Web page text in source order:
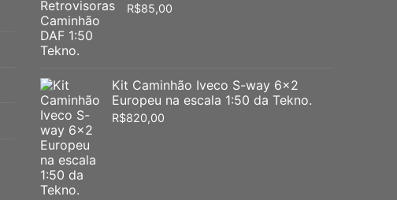
R$85,00
Kit Caminhão Iveco S-way 6x2
Europeu na escala 1:50 da Tekno.
R$820,00